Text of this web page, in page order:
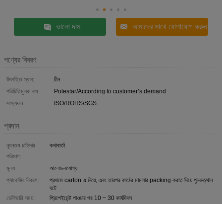
ভালো দাম আমাদের সাথে যোগাযোগ করুন
পণ্যের বিবরণ
উৎপত্তি স্থল:
চীন
পরিচিতিমুলক নাম:
Polestar/According to customer’s demand
সাক্ষ্যদান:
ISO/ROHS/SGS
প্রদান
ন্যূনতম চাহিদার
পরিমাণ:
কথাবার্তা
মূল্য:
আলোচনাযোগ্য
প্যাকেজিং বিবরণ:
প্রথমে carton এ নিয়ে, এবং তারপর কাঠের মামলার packing করাত দিয়ে পুনরুত্থান
ঘটে
ডেলিভারি সময়:
প্রিপেইমেন্ট পাওয়ার পর 10 ~ 30 কার্যদিবস